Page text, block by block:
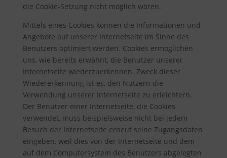
die Cookie-Setzung nicht möglich wären.
Mittels eines Cookies können die Informationen und
Angebote auf unserer Internetseite im Sinne des
Benutzers optimiert werden. Cookies ermöglichen
uns, wie bereits erwähnt, die Benutzer unserer
Internetseite wiederzuerkennen. Zweck dieser
Wiedererkennung ist es, den Nutzern die
Verwendung unserer Internetseite zu erleichtern.
Der Benutzer einer Internetseite, die Cookies
verwendet, muss beispielsweise nicht bei jedem
Besuch der Internetseite erneut seine Zugangsdaten
eingeben, weil dies von der Internetseite und dem
auf dem Computersystem des Benutzers abgelegten